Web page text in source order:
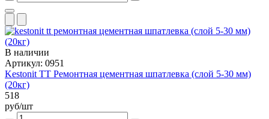
В наличии
Артикул: 0951
Kestonit TT Ремонтная цементная шпатлевка (слой 5-30 мм)
(20кг)
518
руб/шт